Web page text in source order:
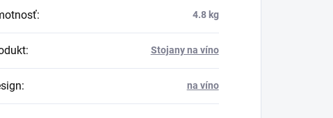
: 4.8 kg
: Stojany na víno
: na víno